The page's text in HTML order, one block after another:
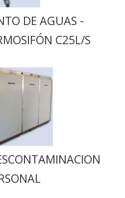
DE AGUAS -
C25L/S